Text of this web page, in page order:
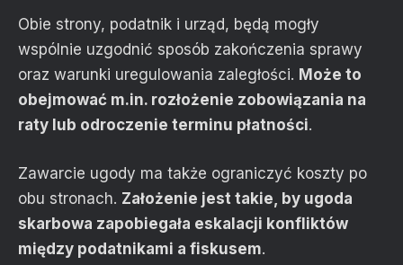
Obie strony, podatnik i urząd, będą mogły
wspólnie uzgodnić sposób zakończenia sprawy
oraz warunki uregulowania zaległości. Może to
obejmować m.in. rozłożenie zobowiązania na
raty lub odroczenie terminu płatności.
Zawarcie ugody ma także ograniczyć koszty po
obu stronach. Założenie jest takie, by ugoda
skarbowa zapobiegała eskalacji konfliktów
między podatnikami a fiskusem.